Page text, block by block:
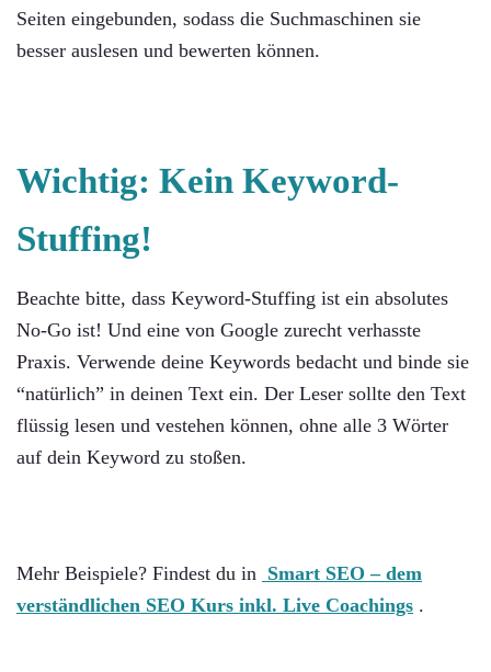
Seiten eingebunden, sodass die Suchmaschinen sie
besser auslesen und bewerten können.
Wichtig: Kein Keyword-
Stuffing!
Beachte bitte, dass Keyword-Stuffing ist ein absolutes
No-Go ist! Und eine von Google zurecht verhasste
Praxis. Verwende deine Keywords bedacht und binde sie
“natürlich” in deinen Text ein. Der Leser sollte den Text
flüssig lesen und vestehen können, ohne alle 3 Wörter
auf dein Keyword zu stoßen.
Mehr Beispiele? Findest du in Smart SEO – dem
verständlichen SEO Kurs inkl. Live Coachings .